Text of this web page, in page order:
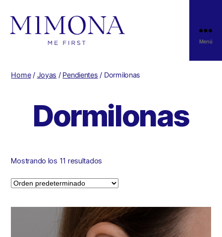
Menú
Home/ Joyas / Pendientes / Dormilonas
Dormilonas
Mostrando los 11 resultados